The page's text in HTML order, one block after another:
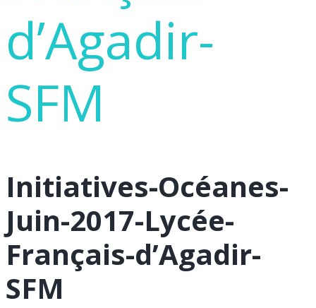
d’Agadir-
SFM
Initiatives-Océanes-
Juin-2017-Lycée-
Français-d’Agadir-
SFM